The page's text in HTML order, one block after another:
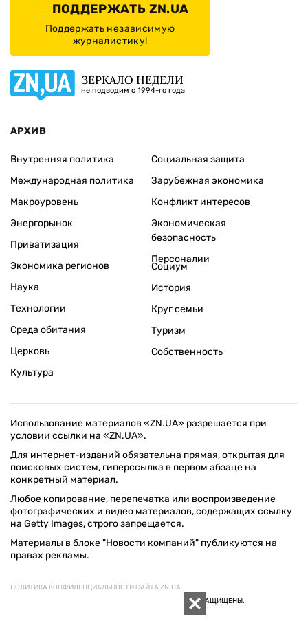
ПОДДЕРЖАТЬ ZN.UA
Поддержать независимую
журналистику!
ЗЕРКАЛО НЕДЕЛИ
не подводим с 1994-го года
АРХИВ
Внутренняя политика
Международная политика
Макроуровень
Энергорынок
Приватизация
Экономика регионов
Социальная защита
Зарубежная экономика
Конфликт интересов
Экономическая
безопасность
Персоналии
Наука
Технологии
Среда обитания
Церковь
Культура
Социум
История
Круг семьи
Туризм
Собственность
Использование материалов «ZN.UA» разрешается при
условии ссылки на «ZN.UA».
Для интернет-изданий обязательна прямая, открытая для
поисковых систем, гиперссылка в первом абзаце на
конкретный материал.
Любое копирование, перепечатка или воспроизведение
фотографических и видео материалов, содержащих ссылку
на Getty Images, строго запрещается.
Материалы в блоке "Новости компаний" публикуются на
правах рекламы.
ПОЛИТИКА КОНФИДЕНЦИАЛЬНОСТИ САЙТА ZN.UA
© 1994–2026 «ЗЕРКАЛО НЕДЕЛИ. УКРАИНА». ВСЕ ПРАВА ЗАЩИЩЕНЫ.